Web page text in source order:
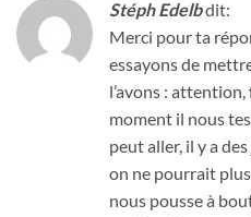
Stéph Edelbdit:
Merci pour ta
essayons de
l’avons :
moment il nous
peut aller, il y a
on ne pourrait plus
nous pousse à